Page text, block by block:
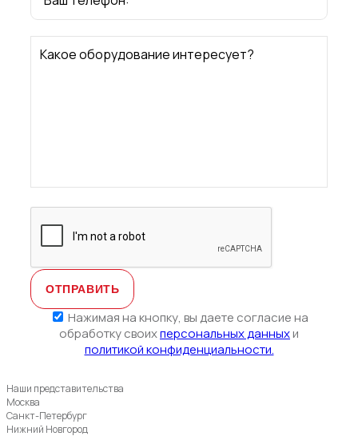
Какое оборудование интересует?
Нажимая на кнопку, вы даете согласие на
обработку своихперсональных данныхи
политикой конфиденциальности.
Наши представительства
Москва
Санкт-Петербург
Нижний Новгород